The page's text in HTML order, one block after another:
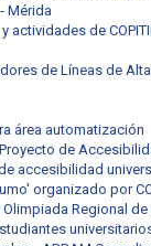
Mérida
actividades de
de Líneas de
área automatización
de
accesibilidad
organizado por
Olimpiada Regional